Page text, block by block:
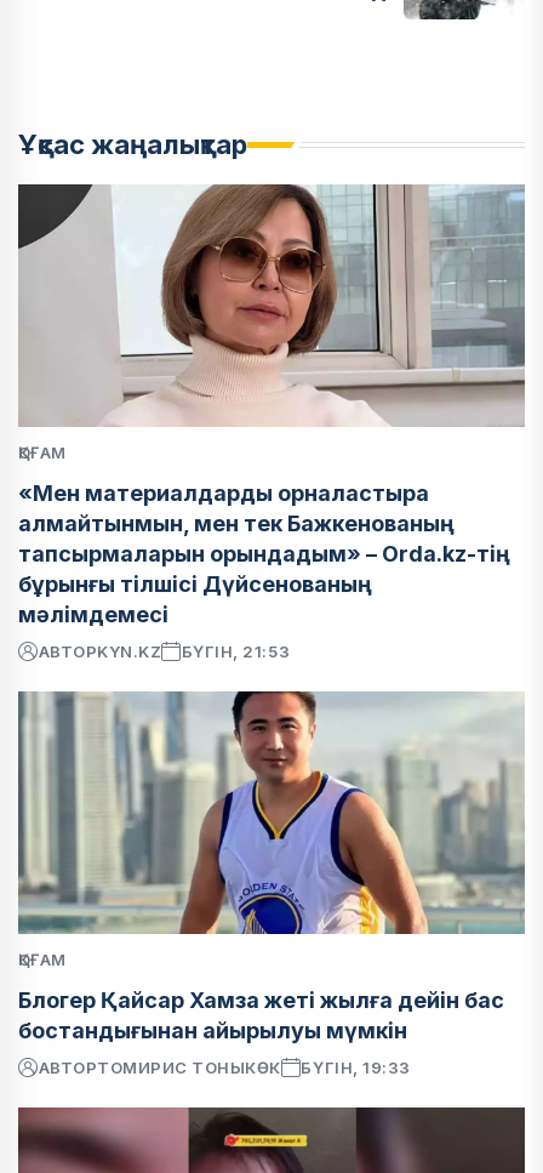
Ұқсас жаңалықтар
ҚОҒАМ
«Мен материалдарды орналастыра
алмайтынмын, мен тек Бажкенованың
тапсырмаларын орындадым» – Orda.kz-тің
бұрынғы тілшісі Дүйсенованың
мәлімдемесі
АВТОРKYN.KZ БҮГІН, 21:53
ҚОҒАМ
Блогер Қайсар Хамза жеті жылға дейін бас
бостандығынан айырылуы мүмкін
АВТОРТОМИРИС ТОНЫКӨК БҮГІН, 19:33